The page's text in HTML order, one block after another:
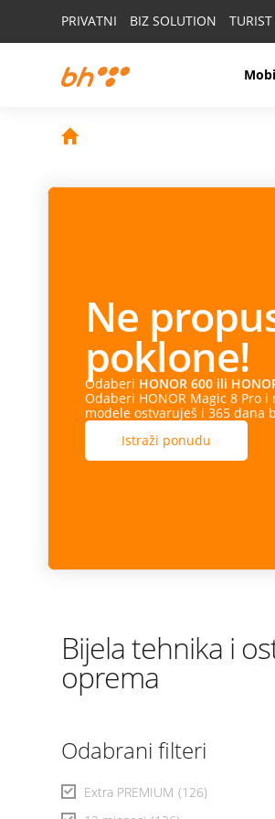
PRIVATNI BIZ SOLUTION TURIST
Ne
poklone!
Odaberi HONOR 600 ili
Odaberi HONOR Magic 8 Pro
modele ostvaruješ i 365 dana
Istraži ponudu
Bijela tehnika i
oprema
Odabrani filteri
Extra PREMIUM (126)